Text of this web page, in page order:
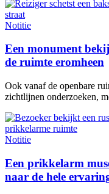
Notitie
Een monument
de ruimte eromheen
Ook vanaf de openbare
zichtlijnen onderzoeken,
Notitie
Een prikkelarm
naar de hele